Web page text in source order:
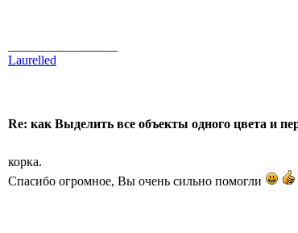
Laurelled
Re: как Выделить все объекты одного цвета и
корка.
Спасибо огромное, Вы очень сильно помогли